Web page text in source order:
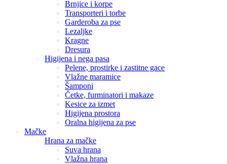
Brnjice i korpe
Transporteri i torbe
Garderoba za pse
Lezaljke
Kragne
Dresura
Higijena i nega pasa
Pelene, prostirke i zastitne gace
Vlažne maramice
Šamponi
Četke, furminatori i makaze
Kesice za izmet
Higijena prostora
Oralna higijena za pse
Mačke
Hrana za mačke
Suva hrana
Vlažna hrana